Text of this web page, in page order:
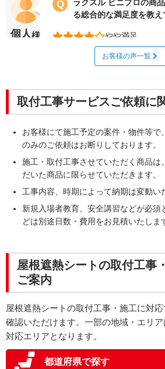
個人様
Q
ラクスル ビニプロの商
る総合的な満足度を教え
やや満足
Q
応速度はどうでしたか？
非常に満足
こちらの注文を良く効いてく
回答
神奈川県
様
Q
ラクスル ビニプロの商
非常に満足
いつもスピーディに取引頂け
Q
弊社、担当者とのコミュ
応速度はどうでしたか？
いつもスピーディです
お客様の声一覧
取付工事サービスご依頼に
お客様にて施工予定の案件・物件等で
のみのご依頼はお断りしております。
施工・取付工事させていただく商品は
だいた商品に限らせていただきます。
工事内容、時期によって納期は変動い
新規入場者教育、安全講習などが必須
どは別途日数・費用をお見積いたしま
屋根遮熱シートの取付工事
ご案内
屋根遮熱シートの取付工事・施工に対
確認いただけます。一部の地域・エリ
対応エリアとなります。
都道府県で探す